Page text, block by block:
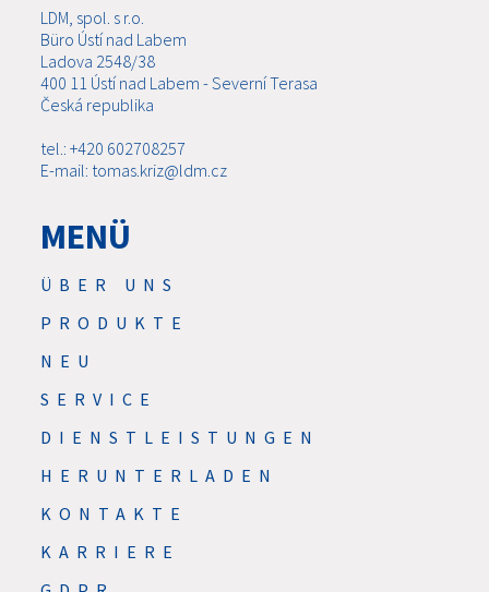
LDM, spol. s r.o.
Büro Ústí nad Labem
Ladova 2548/38
400 11 Ústí nad Labem - Severní Terasa
Česká republika
tel.: +420 602708257
E-mail: tomas.kriz@ldm.cz
MENÜ
ÜBER UNS
PRODUKTE
NEU
SERVICE
DIENSTLEISTUNGEN
HERUNTERLADEN
KONTAKTE
KARRIERE